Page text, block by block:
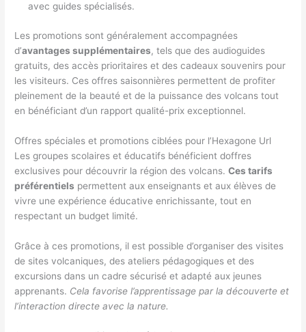
avec guides spécialisés.
Les promotions sont généralement accompagnées
d’avantages supplémentaires, tels que des audioguides
gratuits, des accès prioritaires et des cadeaux souvenirs pour
les visiteurs. Ces offres saisonnières permettent de profiter
pleinement de la beauté et de la puissance des volcans tout
en bénéficiant d’un rapport qualité-prix exceptionnel.
Offres spéciales et promotions ciblées pour l’Hexagone Url
Les groupes scolaires et éducatifs bénéficient doffres
exclusives pour découvrir la région des volcans.Ces tarifs
préférentiels permettent aux enseignants et aux élèves de
vivre une expérience éducative enrichissante, tout en
respectant un budget limité.
Grâce à ces promotions, il est possible d’organiser des visites
de sites volcaniques, des ateliers pédagogiques et des
excursions dans un cadre sécurisé et adapté aux jeunes
apprenants. Cela favorise l’apprentissage par la découverte et
l’interaction directe avec la nature.